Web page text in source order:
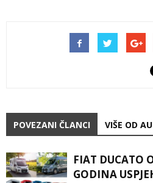
POVEZANI ČLANCI VIŠE OD
FIAT DUCATO
GODINA